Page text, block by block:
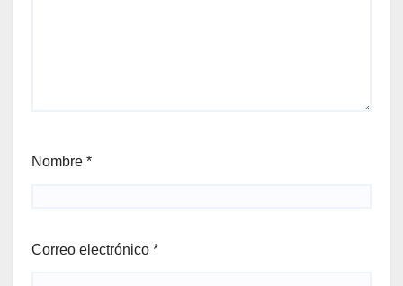
Nombre *
Correo electrónico *